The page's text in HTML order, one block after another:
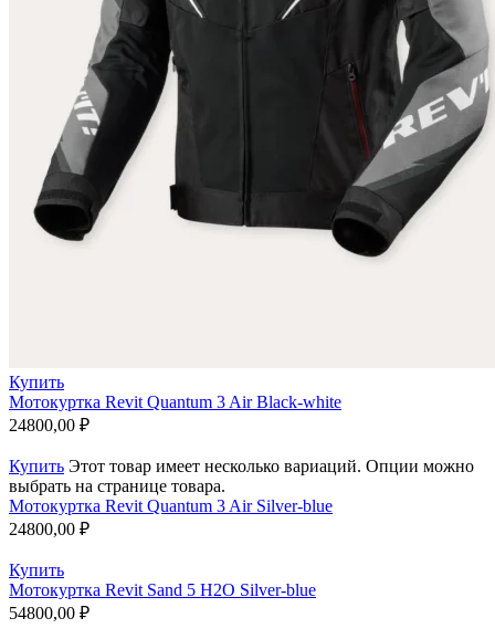
Купить
Мотокуртка Revit Quantum 3 Air Black-white
24800,00 ₽
Купить Этот товар имеет несколько вариаций. Опции можно
выбрать на странице товара.
Мотокуртка Revit Quantum 3 Air Silver-blue
24800,00 ₽
Купить
Мотокуртка Revit Sand 5 H2O Silver-blue
54800,00 ₽